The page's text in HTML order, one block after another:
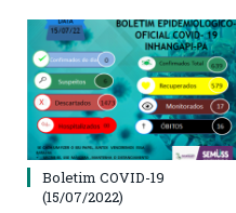
Boletim COVID-19
(15/07/2022)